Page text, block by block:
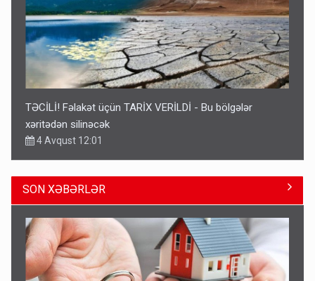
TƏCİLİ! Fəlakət üçün TARİX VERİLDİ - Bu bölgələr
xəritədən silinəcək
4 Avqust 12:01
SON XƏBƏRLƏR